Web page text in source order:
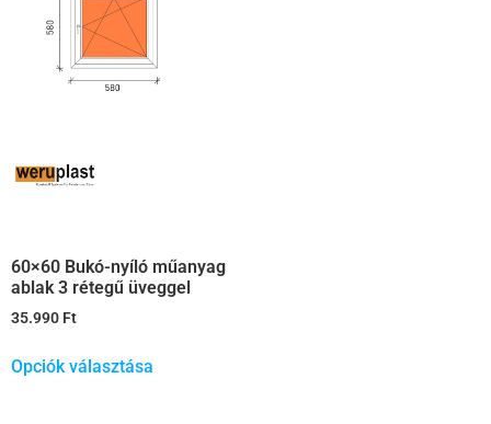
60×60 Bukó-nyíló műanyag
ablak 3 rétegű üveggel
35.990 Ft
Opciók választása